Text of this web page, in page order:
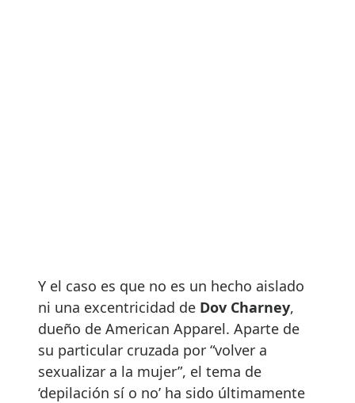
Y el caso es que no es un hecho aislado
ni una excentricidad de Dov Charney,
dueño de American Apparel. Aparte de
su particular cruzada por “volver a
sexualizar a la mujer”, el tema de
‘depilación sí o no’ ha sido últimamente